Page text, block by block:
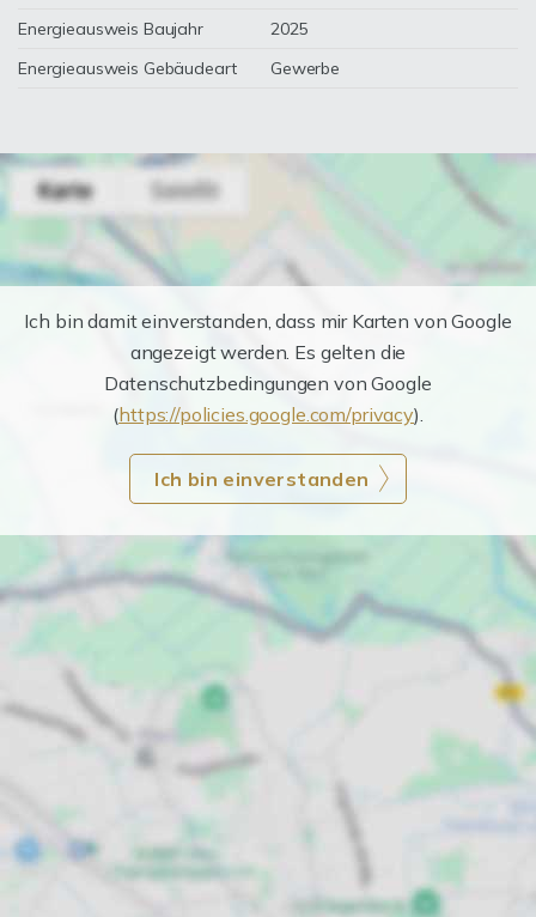
Energieausweis Baujahr
2025
Energieausweis Gebäudeart
Gewerbe
Ich bin damit einverstanden, dass mir Karten von Google
angezeigt werden. Es gelten die
Datenschutzbedingungen von Google
(https://policies.google.com/privacy).
Ich bin einverstanden